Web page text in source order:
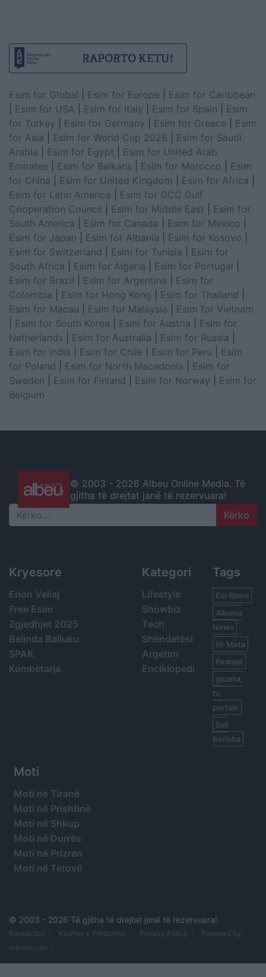
Esim for Global Esim for Europe
Esim for Caribbean
Esim for USA Esim for Italy Esim for Spain
Esim
for Turkey
Esim for Germany Esim for Greece
Esim
for Asia
Esim for World Cup 2026
Esim for Saudi
Arabia
Esim for Egypt
Esim for United Arab
Emirates
Esim for Balkans Esim for Morocco
Esim
for China
Esim for United Kingdom Esim for Africa
Esim for Latin America
Esim for GCC Gulf
Cooperation Council
Esim for Middle East
Esim for
South America
Esim for Canada Esim for Mexico
Esim for Japan
Esim for Albania Esim for Kosovo
Esim for Switzerland
Esim for Tunisia
Esim for
South Africa
Esim for Algeria Esim for Portugal
Esim for Brazil
Esim for Argentina
Esim for
Colombia
Esim for Hong Kong Esim for Thailand
Esim for Macau
Esim for Malaysia
Esim for Vietnam
Esim for South Korea Esim for Austria
Esim for
Netherlands
Esim for Australia Esim for Russia
Esim for India
Esim for Chile Esim for Peru
Esim
for Poland
Esim for North Macedonia
Esim for
Sweden
Esim for Finland Esim for Norway
Esim for
Belgium
© 2003 - 2026 Albeu Online Media. Të
gjitha të drejtat janë të rezervuara!
Search
Kryesore
Erion Veliaj
Free Esim
Zgjedhjet 2025
Belinda Balluku
SPAK
Kombëtarja
Kategori
Lifestyle
Showbiz
Tech
Shëndetësi
Argetim
Enciklopedi
Tags
Edi Rama
Albania
News
Ilir Meta
Piranjat
gazeta,
tv,
portale
Sali
Berisha
Moti
Moti në Tiranë
Moti në Prishtinë
Moti në Shkup
Moti në Durrës
Moti në Prizren
Moti në Tetovë
© 2003 - 2026 Të gjitha të drejtat janë të rezervuara!
Kontaktoni Kushtet e Përdorimit Privacy Policy
Powered by:
orihost.com